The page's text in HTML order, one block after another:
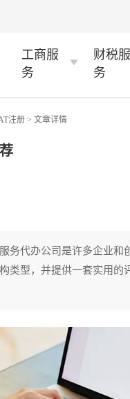
工商服
务
财税服
务
注册 > 文章详情
务代办公司是许多企业
类型，并提供一套实用